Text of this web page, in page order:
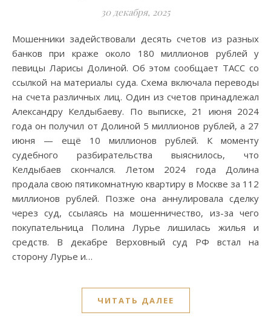
30 декабря, 2025
Мошенники задействовали десять счетов из разных
банков при краже около 180 миллионов рублей у
певицы Ларисы Долиной. Об этом сообщает ТАСС со
ссылкой на материалы суда. Схема включала переводы
на счета различных лиц. Один из счетов принадлежал
Александру Келдыбаеву. По выписке, 21 июня 2024
года он получил от Долиной 5 миллионов рублей, а 27
июня — ещё 10 миллионов рублей. К моменту
судебного разбирательства выяснилось, что
Келдыбаев скончался. Летом 2024 года Долина
продала свою пятикомнатную квартиру в Москве за 112
миллионов рублей. Позже она аннулировала сделку
через суд, ссылаясь на мошенничество, из-за чего
покупательница Полина Лурье лишилась жилья и
средств. В декабре Верховный суд РФ встал на
сторону Лурье и…
ЧИТАТЬ ДАЛЕЕ